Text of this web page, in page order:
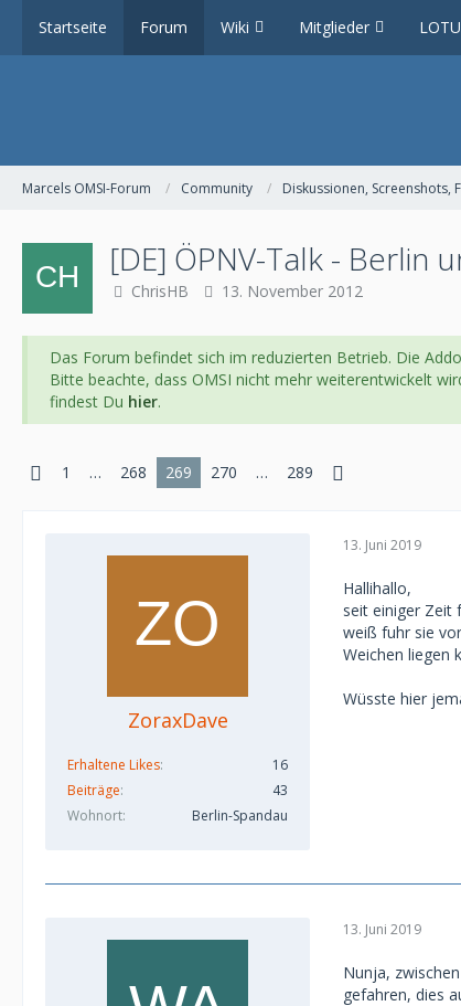
Startseite Forum Wiki Mitglieder
Marcels OMSI-Forum Community Diskussionen, Screenshots,
[DE] ÖPNV-Talk - Berlin
ChrisHB 13. November 2012
Das Forum befindet sich im reduzierten Betrieb. Die
Bitte beachte, dass OMSI nicht mehr weiterentwickelt
findest Du hier.
1 … 268 269 270 … 289
ZoraxDave
Erhaltene Likes
16
Beiträge
43
Wohnort
Berlin-Spandau
13. Juni 2019
Hallihallo,
seit einiger Zeit
weiß fuhr sie
Weichen liegen
Wüsste hier
13. Juni 2019
Nunja,
gefahren, dies